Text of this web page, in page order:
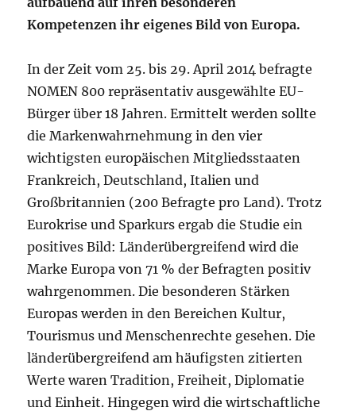
Kompetenzen ihr eigenes Bild von Europa.
In der Zeit vom 25. bis 29. April 2014 befragte
NOMEN 800 repräsentativ ausgewählte EU-
Bürger über 18 Jahren. Ermittelt werden sollte
die Markenwahrnehmung in den vier
wichtigsten europäischen Mitgliedsstaaten
Frankreich, Deutschland, Italien und
Großbritannien (200 Befragte pro Land). Trotz
Eurokrise und Sparkurs ergab die Studie ein
positives Bild: Länderübergreifend wird die
Marke Europa von 71 % der Befragten positiv
wahrgenommen. Die besonderen Stärken
Europas werden in den Bereichen Kultur,
Tourismus und Menschenrechte gesehen. Die
länderübergreifend am häufigsten zitierten
Werte waren Tradition, Freiheit, Diplomatie
und Einheit. Hingegen wird die wirtschaftliche